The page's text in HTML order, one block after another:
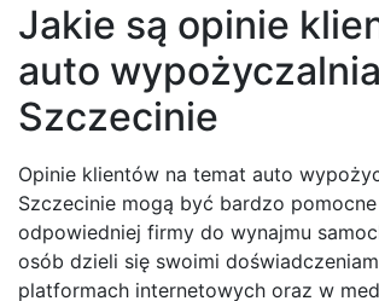
Jakie są opinie
auto
Szczecinie
Opinie klientów na temat auto
Szczecinie mogą być bardzo
odpowiedniej firmy do wynajmu
osób dzieli się swoimi
platformach internetowych oraz w